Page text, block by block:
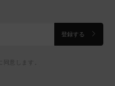
登録する
に同意します。